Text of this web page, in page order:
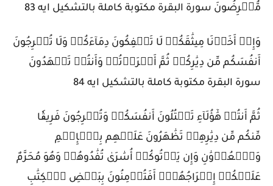
مُّعۡرِضُونَ سورة البقرة مكتوبة كاملة بالتشكيل ايه 83
وَإِذۡ أَخَذۡنَا مِيثَٰقَكُمۡ لَا تَسۡفِكُونَ دِمَآءَكُمۡ وَلَا تُخۡرِجُونَ
أَنفُسَكُم مِّن دِيَٰرِكُمۡ ثُمَّ أَقۡرَرۡتُمۡ وَأَنتُمۡ تَشۡهَدُونَ
سورة البقرة مكتوبة كاملة بالتشكيل ايه 84
ثُمَّ أَنتُمۡ هَٰٓؤُلَآءِ تَقۡتُلُونَ أَنفُسَكُمۡ وَتُخۡرِجُونَ فَرِيقٗا
مِّنكُم مِّن دِيَٰرِهِمۡ تَظَٰهَرُونَ عَلَيۡهِم بِٱلۡإِثۡمِ
وَٱلۡعُدۡوَٰنِ وَإِن يَأۡتُوكُمۡ أُسَٰرَىٰ تُفَٰدُوهُمۡ وَهُوَ مُحَرَّمٌ
عَلَيۡكُمۡ إِخۡرَاجُهُمۡۚ أَفَتُؤۡمِنُونَ بِبَعۡضِ ٱلۡكِتَٰبِ